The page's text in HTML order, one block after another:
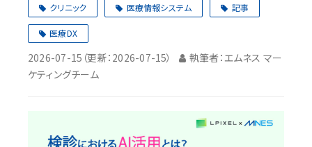
クリニック 医療情報システム 記事
医療DX
2026-07-15 （更新： 2026-07-15）
執筆者：エムネス マー
ケティングチーム